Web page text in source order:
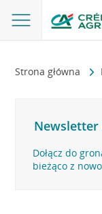
Strona główna
Newsletter
Dołącz do
bieżąco z